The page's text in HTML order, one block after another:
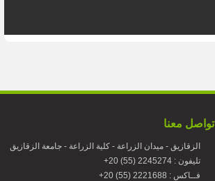
تواصل معنا
الزقازيق - ميدان الزراعة - كلية الزراعة - جامعة الزقازيق
+تليفون : 2245274 (55) 20
+فــاكس : 2221688 (55) 20